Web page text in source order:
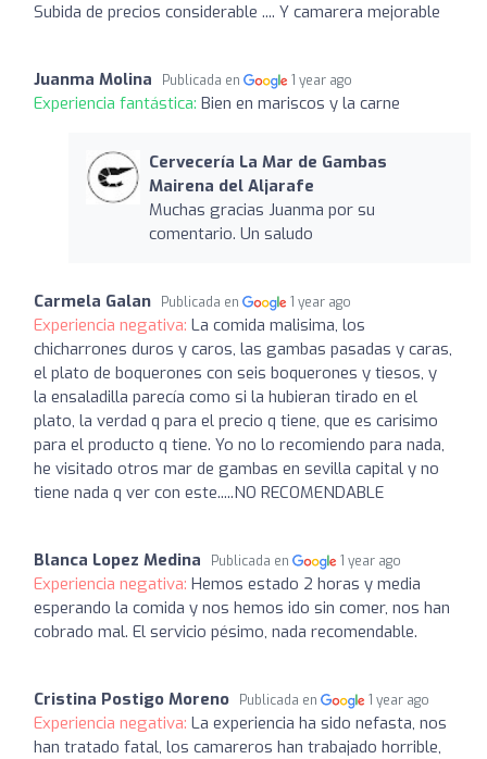
Subida de precios considerable .... Y camarera mejorable
Juanma Molina Publicada en 1 year ago
Experiencia fantástica: Bien en mariscos y la carne
Cervecería La Mar de Gambas
Mairena del Aljarafe
Muchas gracias Juanma por su
comentario. Un saludo
Carmela Galan Publicada en 1 year ago
Experiencia negativa: La comida malisima, los
chicharrones duros y caros, las gambas pasadas y caras,
el plato de boquerones con seis boquerones y tiesos, y
la ensaladilla parecía como si la hubieran tirado en el
plato, la verdad q para el precio q tiene, que es carisimo
para el producto q tiene. Yo no lo recomiendo para nada,
he visitado otros mar de gambas en sevilla capital y no
tiene nada q ver con este.....NO RECOMENDABLE
Blanca Lopez Medina Publicada en 1 year ago
Experiencia negativa: Hemos estado 2 horas y media
esperando la comida y nos hemos ido sin comer, nos han
cobrado mal. El servicio pésimo, nada recomendable.
Cristina Postigo Moreno Publicada en 1 year ago
Experiencia negativa: La experiencia ha sido nefasta, nos
han tratado fatal, los camareros han trabajado horrible,